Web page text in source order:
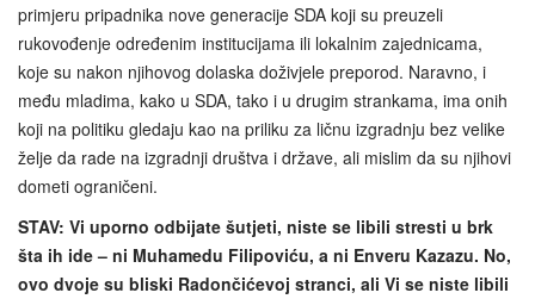
primjeru pripadnika nove generacije SDA koji su preuzeli
rukovođenje određenim institucijama ili lokalnim zajednicama,
koje su nakon njihovog dolaska doživjele preporod. Naravno, i
među mladima, kako u SDA, tako i u drugim strankama, ima onih
koji na politiku gledaju kao na priliku za ličnu izgradnju bez velike
želje da rade na izgradnji društva i države, ali mislim da su njihovi
dometi ograničeni.
STAV: Vi uporno odbijate šutjeti, niste se libili stresti u brk
šta ih ide – ni Muhamedu Filipoviću, a ni Enveru Kazazu. No,
ovo dvoje su bliski Radončićevoj stranci, ali Vi se niste libili